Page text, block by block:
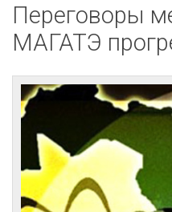
Переговоры
МАГАТЭ